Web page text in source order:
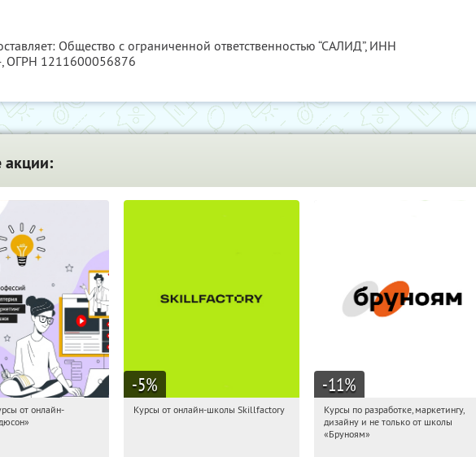
Общество с ограниченной ответственностью “САЛИД”, ИНН
, ОГРН 1211600056876
Получили:
от онлайн-
-5%
00:36:03
Получи первым!
Курсы от онлайн-школы Skillfactory
-11%
00:36:03
Получи первым!
Россия
Курсы по разработке, маркетингу,
дизайну и не только от школы
«Бруноям»